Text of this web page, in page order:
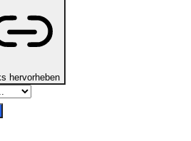
hervorheben